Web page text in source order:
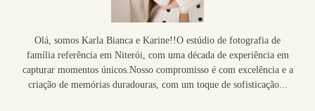
Olá, somos Karla Bianca e Karine!!O estúdio de fotografia de
família referência em Niterói, com uma década de experiência em
capturar momentos únicos.Nosso compromisso é com excelência e a
criação de memórias duradouras, com um toque de sofisticação...